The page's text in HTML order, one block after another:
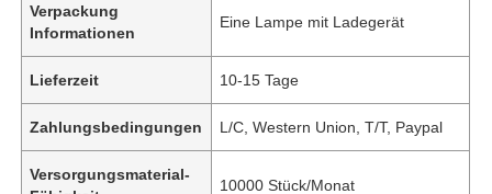
Verpackung
Informationen
Eine Lampe mit Ladegerät
Lieferzeit 10-15 Tage
Zahlungsbedingungen L/C, Western Union, T/T, Paypal
Versorgungsmaterial-
10000 Stück/Monat